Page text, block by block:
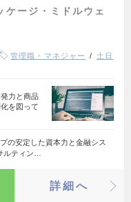
ケージ・ミドルウェ
管理職・マネジャー
土日
力と商品
を図って
の安定した資本力と金融シス
ルティン…
詳細へ